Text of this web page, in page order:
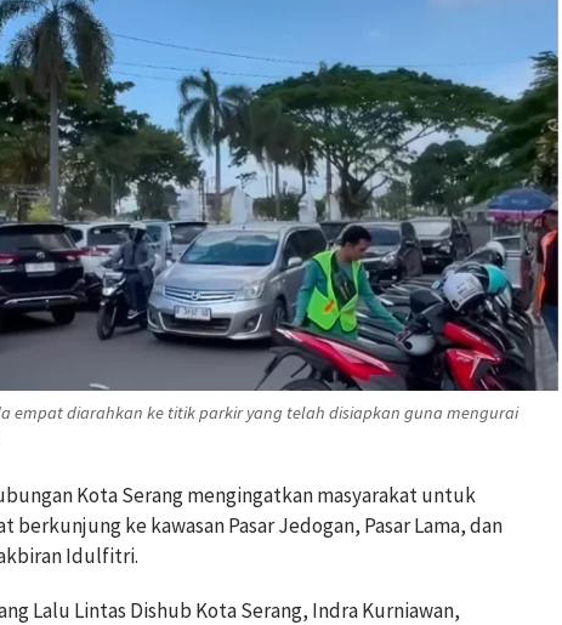
empat diarahkan ke titik parkir yang telah disiapkan guna mengurai
Kota Serang mengingatkan masyarakat untuk
ke kawasan Pasar Jedogan, Pasar Lama, dan
Idulfitri.
Lalu Lintas Dishub Kota Serang, Indra Kurniawan,